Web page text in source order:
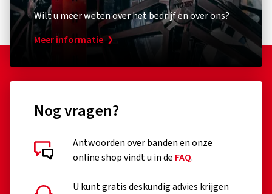
Wilt u meer weten over het bedrijf en over ons?
Meer informatie
Nog vragen?
Antwoorden over banden en onze
online shop vindt u in de FAQ.
U kunt gratis deskundig advies krijgen